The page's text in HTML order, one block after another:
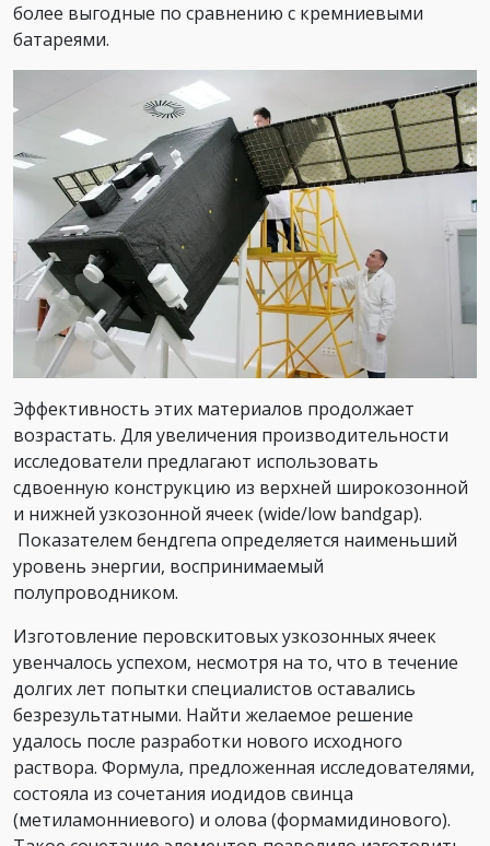
более выгодные по сравнению с кремниевыми
батареями.
Эффективность этих материалов продолжает
возрастать. Для увеличения производительности
исследователи предлагают использовать
сдвоенную конструкцию из верхней широкозонной
и нижней узкозонной ячеек (wide/low bandgap).
Показателем бендгепа определяется наименьший
уровень энергии, воспринимаемый
полупроводником.
Изготовление перовскитовых узкозонных ячеек
увенчалось успехом, несмотря на то, что в течение
долгих лет попытки специалистов оставались
безрезультатными. Найти желаемое решение
удалось после разработки нового исходного
раствора. Формула, предложенная исследователями,
состояла из сочетания иодидов свинца
(метиламонниевого) и олова (формамидинового).